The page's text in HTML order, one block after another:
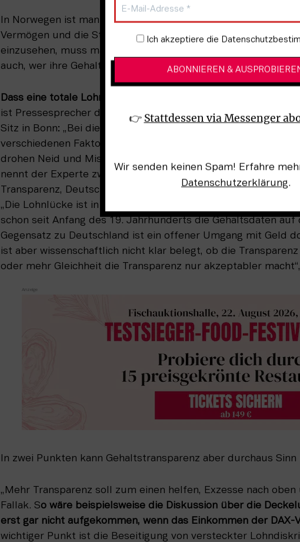
In Norwegen ist man da hingegen schon viel weiter. Dort
Vermögen und die Steuerabgaben aller Bürger im Internet
einzusehen, muss man sich ein Nutzerkonto im Internet
auch, wer ihre Gehaltsinformationen eingesehen hat.
Dass eine totale Lohntransparenz in Deutschland
ist Pressesprecher des unabhängigen Forschungsinstituts
Sitz in Bonn: „Bei dieser Form der Lohntransparenz müsste
verschiedenen Faktoren nachvollziehbar machen, die in
drohen Neid und Missgunst.“ Aber warum funktioniert das
nennt der Experte zwei Gründe. Erstens: „Norwegen hat
Transparenz, Deutschland eine Kultur der Privatsphäre und
„Die Lohnlücke ist in Norwegen kleiner, das Neidpotenzial
schon seit Anfang des 19. Jahrhunderts die Gehaltsdaten auf
Gegensatz zu Deutschland ist ein offener Umgang mit Geld
ist aber wissenschaftlich nicht klar belegt, ob die
oder mehr Gleichheit die Transparenz nur akzeptabler
In zwei Punkten kann Gehaltstransparenz aber durchaus Sinn
„Mehr Transparenz soll zum einen helfen, Exzesse nach
Fallak. So wäre beispielsweise die Diskussion über die
erst gar nicht aufgekommen, wenn das Einkommen der DAX-
wichtiger Punkt ist die Beseitigung von versteckter
Newsletter-Anmeldung
Ich akzeptiere die
👉 Stattdessen via Messenger
Datenschutzerklärung.